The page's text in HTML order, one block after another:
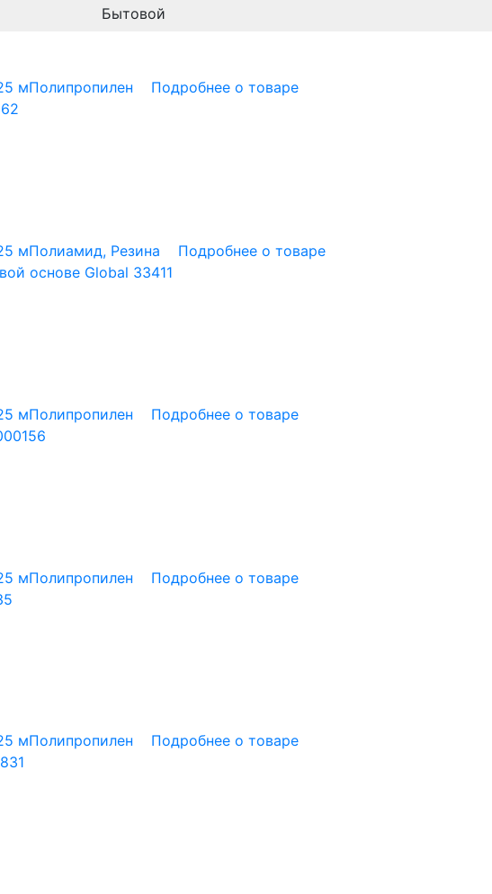
Бытовой
мПолипропилен
Подробнее о товаре
мПолиамид, Резина
Подробнее о товаре
основе Global 33411
мПолипропилен
Подробнее о товаре
мПолипропилен
Подробнее о товаре
мПолипропилен
Подробнее о товаре